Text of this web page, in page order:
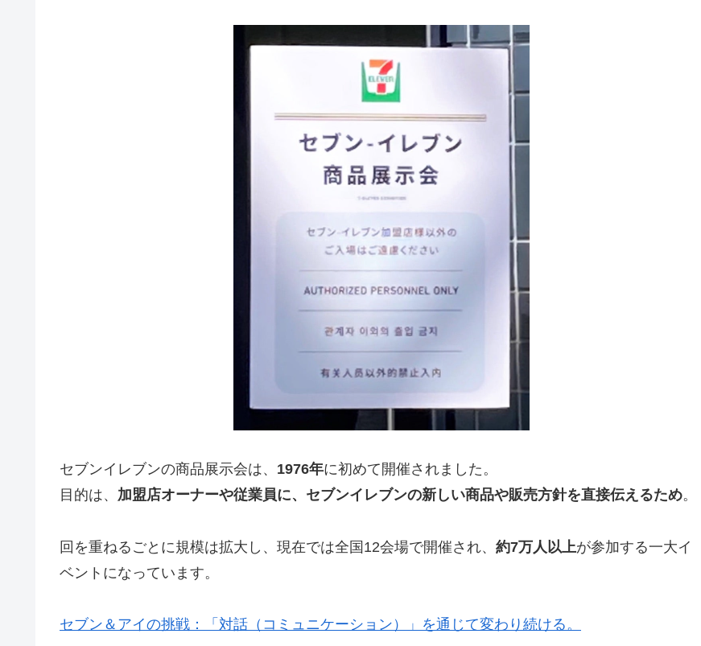
セブンイレブンの商品展示会は、 1976年に初めて開催されました。
目的は、 加盟店オーナーや従業員に、セブンイレブンの新しい商品や販売方針を直接伝えるため。
回を重ねるごとに規模は拡大し、現在では全国12会場で開催され、 約7万人以上が参加する一大イ
ベントになっています。
セブン＆アイの挑戦：「対話（コミュニケーション）」を通じて変わり続ける。